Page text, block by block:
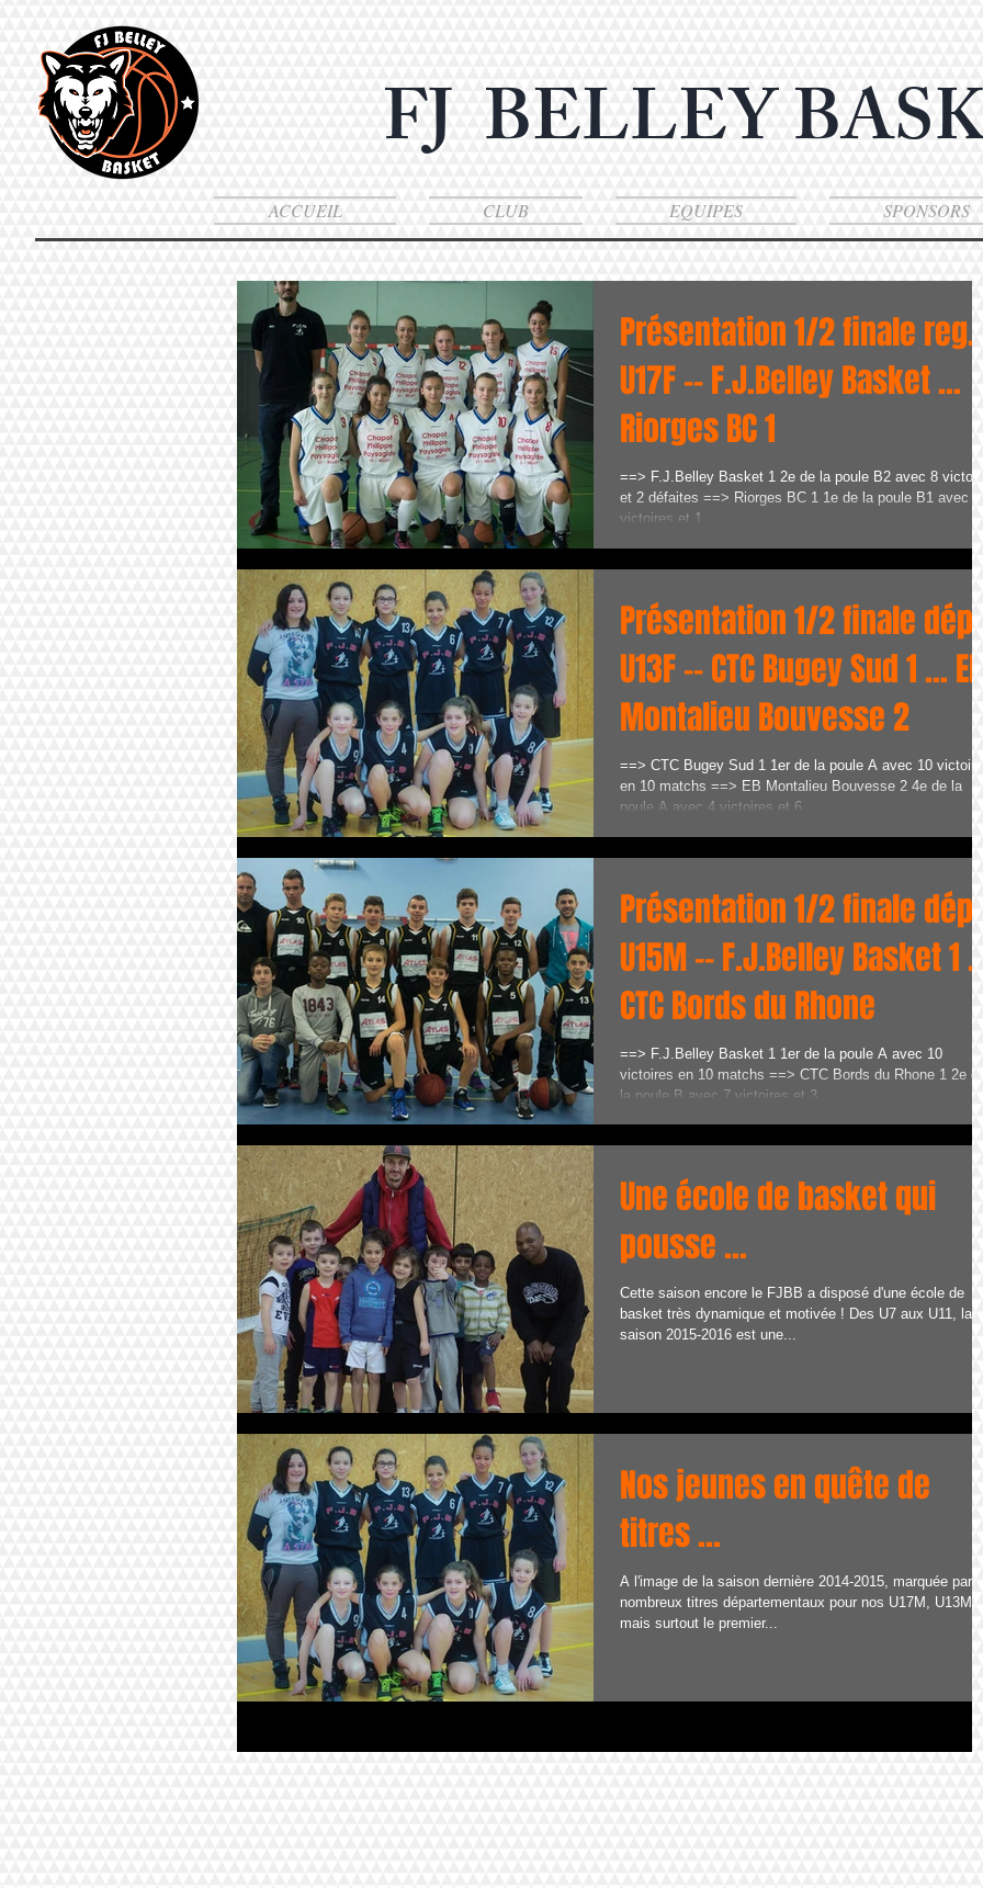
FJ BELLEY
ACCUEIL CLUB EQUIPES SPONSORS
Présentation 1/2 finale reg.
U17F -- F.J.Belley Basket ...
Riorges BC 1
==> F.J.Belley Basket 1 2e de la poule B2 avec 8
et 2 défaites ==> Riorges BC 1 1e de la poule B1 avec 9
victoires et 1...
Présentation 1/2 finale dép.
U13F -- CTC Bugey Sud 1 ... EB
Montalieu Bouvesse 2
==> CTC Bugey Sud 1 1er de la poule A avec 10
en 10 matchs ==> EB Montalieu Bouvesse 2 4e de la
poule A avec 4 victoires et 6...
Présentation 1/2 finale dép.
U15M -- F.J.Belley Basket 1
CTC Bords du Rhone
==> F.J.Belley Basket 1 1er de la poule A avec 10
victoires en 10 matchs ==> CTC Bords du Rhone 1 2e
la poule B avec 7 victoires et 3...
Une école de basket qui
pousse ...
Cette saison encore le FJBB a disposé d'une école de
basket très dynamique et motivée ! Des U7 aux U11, la
saison 2015-2016 est une...
Nos jeunes en quête de
titres ...
A l'image de la saison dernière 2014-2015, marquée par
nombreux titres départementaux pour nos U17M, U13M,
mais surtout le premier...